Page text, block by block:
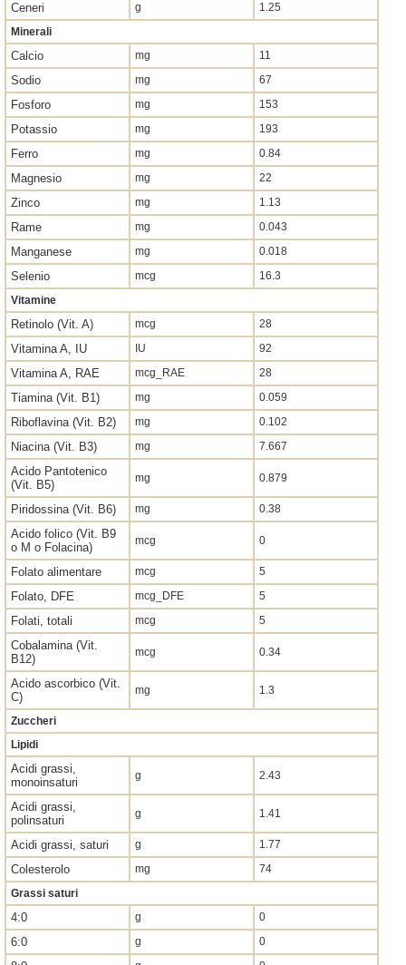
Ceneri g
1.25
Minerali
Calcio mg 11
Sodio mg 67
Fosforo mg 153
Potassio mg 193
Ferro mg 0.84
Magnesio mg 22
Zinco mg 1.13
Rame mg 0.043
Manganese mg 0.018
Selenio mcg
16.3
Vitamine
Retinolo (Vit. A) mcg 28
Vitamina A, IU IU 92
Vitamina A, RAE mcg_RAE 28
Tiamina (Vit. B1) mg 0.059
Riboflavina (Vit. B2) mg 0.102
Niacina (Vit. B3) mg 7.667
Acido Pantotenico
(Vit. B5)
mg 0.879
Piridossina (Vit. B6) mg 0.38
Acido folico (Vit. B9
o M o Folacina)
mcg 0
Folato alimentare mcg 5
Folato, DFE mcg_DFE 5
Folati, totali mcg 5
Cobalamina (Vit.
B12)
mcg 0.34
Acido ascorbico (Vit.
C)
mg 1.3
Zuccheri
Lipidi
Acidi grassi,
monoinsaturi
g 2.43
Acidi grassi,
polinsaturi
g 1.41
Acidi grassi, saturi g 1.77
Colesterolo mg
74
Grassi saturi
4:0 g 0
6:0 g 0